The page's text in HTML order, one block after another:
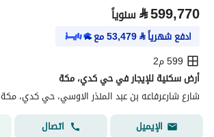
⃁599,770 سنوياً
ادفع شهرياً⃁
53,479مع
599 م2
أرض سكنية للإيجار في حي كدي، مكة
شارع شارعرفاعه بن عبد المنذر الاوسي، حي كدي، مكة
الإيميل
اتصال